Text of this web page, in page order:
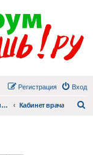
Вход
Регистрация
Медицинский раздел Кабинет врача